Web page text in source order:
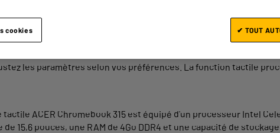
et les mêmes performances qu'un
classique.
comme pour les loisirs et les jeux vidéo. Retrouvez
les paramètres selon vos préférences. La fonction tactile
ACER Chromebook 315 est équipé d'un processeur Intel
15,6 pouces, une RAM de 4Go DDR4 et une capacité de stockage
cookies ✔ TOUT